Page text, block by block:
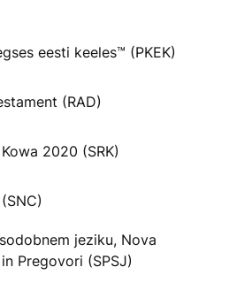
eesti keeles™ (PKEK)
(RAD)
2020 (SRK)
jeziku, Nova
Pregovori (SPSJ)